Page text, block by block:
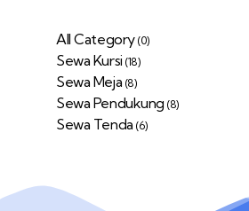
All Category (0)
Sewa Kursi (18)
Sewa Meja (8)
Sewa Pendukung (8)
Sewa Tenda (6)